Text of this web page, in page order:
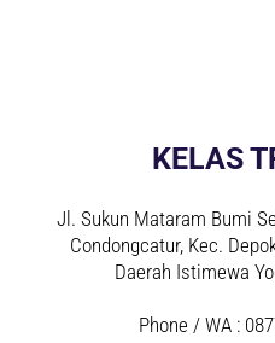
KELAS
Jl. Sukun Mataram Bumi
Condongcatur, Kec.
Daerah Istimewa
Phone / WA :